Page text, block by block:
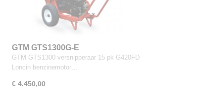
GTM GTS1300G-E
GTM GTS1300 versnipperaar 15 pk G420FD
Loncin benzinemotor…
€ 4.450,00